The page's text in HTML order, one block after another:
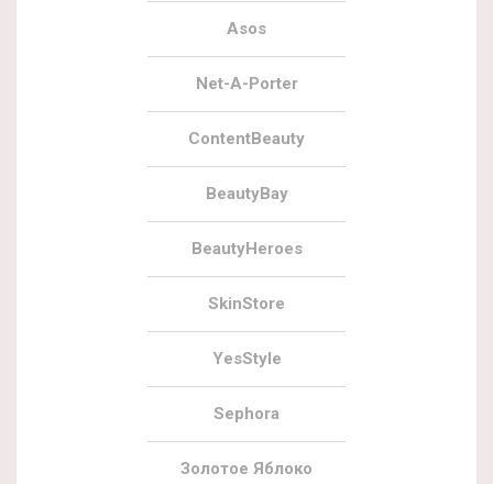
Asos
Net-A-Porter
ContentBeauty
BeautyBay
BeautyHeroes
SkinStore
YesStyle
Sephora
Золотое Яблоко